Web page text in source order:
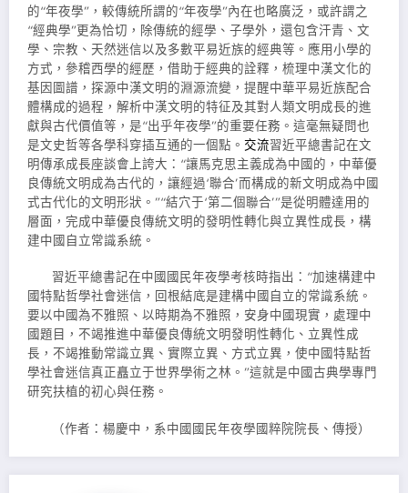
的“年夜學”，較傳統所謂的“年夜學”內在也略廣泛，或許謂之
“經典學”更為恰切，除傳統的經學、子學外，還包含汗青、文
學、宗教、天然迷信以及多數平易近族的經典等。應用小學的
方式，參稽西學的經歷，借助于經典的詮釋，梳理中漢文化的
基因圖譜，探源中漢文明的淵源流變，提醒中華平易近族配合
體構成的過程，解析中漢文明的特征及其對人類文明成長的進
獻與古代價值等，是“出乎年夜學”的重要任務。這毫無疑問也
是文史哲等各學科穿插互通的一個點。 交流習近平總書記在文
明傳承成長座談會上誇大：“讓馬克思主義成為中國的，中華優
良傳統文明成為古代的，讓經過‘聯合’而構成的新文明成為中國
式古代化的文明形狀。”“結穴于‘第二個聯合’”是從明體達用的
層面，完成中華優良傳統文明的發明性轉化與立異性成長，構
建中國自立常識系統。
習近平總書記在中國國民年夜學考核時指出：“加速構建中
國特點哲學社會迷信，回根結底是建構中國自立的常識系統。
要以中國為不雅照、以時期為不雅照，安身中國現實，處理中
國題目，不竭推進中華優良傳統文明發明性轉化、立異性成
長，不竭推動常識立異、實際立異、方式立異，使中國特點哲
學社會迷信真正矗立于世界學術之林。”這就是中國古典學專門
研究扶植的初心與任務。
（作者：楊慶中，系中國國民年夜學國粹院院長、傳授）